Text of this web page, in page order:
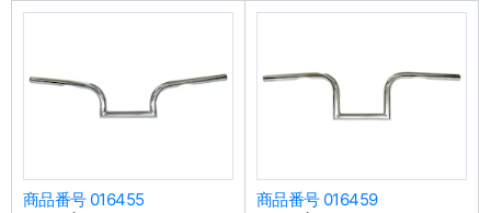
商品番号 016455 商品番号 016459